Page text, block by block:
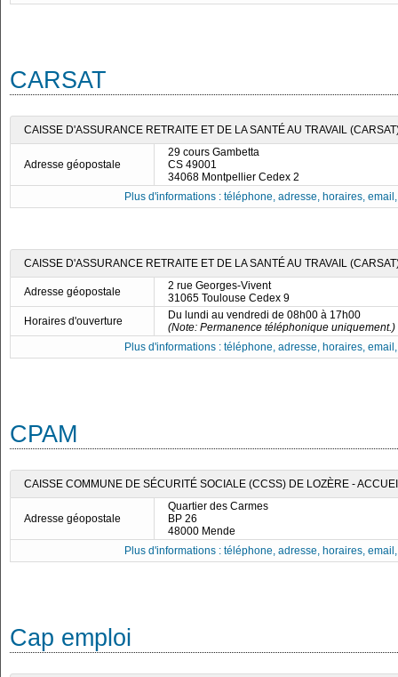
CARSAT
CAISSE D'ASSURANCE RETRAITE ET DE LA SANTÉ AU TRAVAIL
Adresse géopostale
29 cours Gambetta
CS 49001
34068 Montpellier Cedex 2
Plus d'informations : téléphone, adresse, horaires,
CAISSE D'ASSURANCE RETRAITE ET DE LA SANTÉ AU TRAVAIL
Adresse géopostale
2 rue Georges-Vivent
31065 Toulouse Cedex 9
Horaires d'ouverture
Du lundi au vendredi de 08h00 à 17h00
(Note: Permanence téléphonique uniquement.)
Plus d'informations : téléphone, adresse, horaires,
CPAM
CAISSE COMMUNE DE SÉCURITÉ SOCIALE (CCSS) DE LOZÈRE -
Adresse géopostale
Quartier des Carmes
BP 26
48000 Mende
Plus d'informations : téléphone, adresse, horaires,
Cap emploi